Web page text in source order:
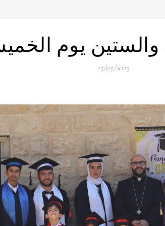
يوم الخميس 15-05-
15/05/2025